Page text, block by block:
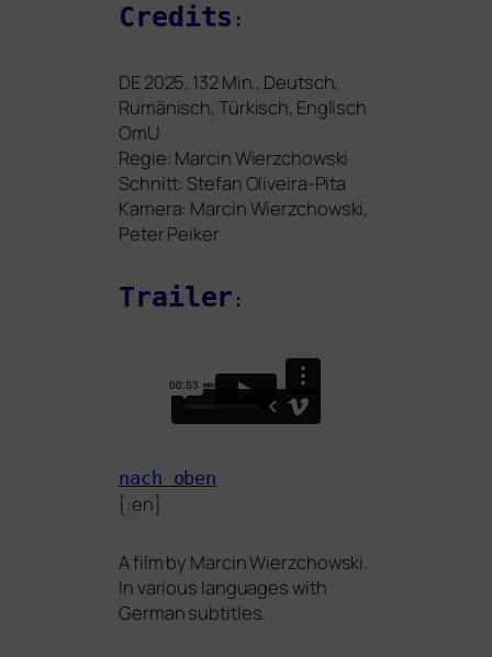
Credits :
DE2025, 132 Min., Deutsch,
Rumänisch, Türkisch, Englisch
OmU
Regie: Marcin Wierzchowski
Schnitt: Stefan Oliveira-Pita
Kamera: Marcin Wierzchowski,
Peter Peiker
Trailer :
nach oben
[:en]
A film by Marcin Wierzchowski.
In various lan­guages with
German subtitles.